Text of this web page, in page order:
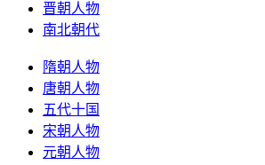
晋朝人物
南北朝代
隋朝人物
唐朝人物
五代十国
宋朝人物
元朝人物